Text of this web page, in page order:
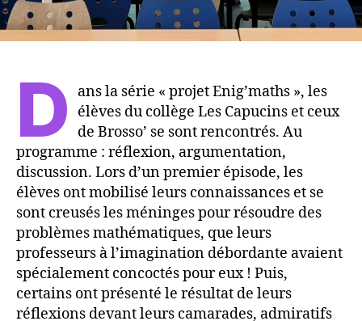
D
ans la série « projet Enig’maths », les
élèves du collège Les Capucins et ceux
de Brosso’ se sont rencontrés. Au
programme : réflexion, argumentation,
discussion. Lors d’un premier épisode, les
élèves ont mobilisé leurs connaissances et se
sont creusés les méninges pour résoudre des
problèmes mathématiques, que leurs
professeurs à l’imagination débordante avaient
spécialement concoctés pour eux ! Puis,
certains ont présenté le résultat de leurs
réflexions devant leurs camarades, admiratifs